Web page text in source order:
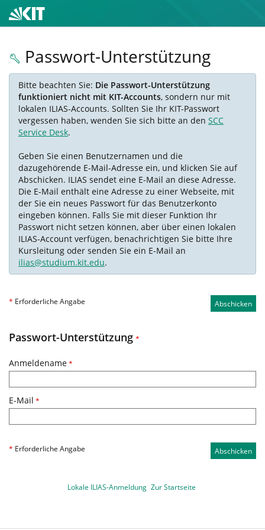
Passwort-Unterstützung
Bitte beachten Sie: Die Passwort-Unterstützung
funktioniert nicht mit KIT-Accounts, sondern nur mit
lokalen ILIAS-Accounts. Sollten Sie Ihr KIT-Passwort
vergessen haben, wenden Sie sich bitte an den SCC
Service Desk.
Geben Sie einen Benutzernamen und die
dazugehörende E-Mail-Adresse ein, und klicken Sie auf
Abschicken. ILIAS sendet eine E-Mail an diese Adresse.
Die E-Mail enthält eine Adresse zu einer Webseite, mit
der Sie ein neues Passwort für das Benutzerkonto
eingeben können. Falls Sie mit dieser Funktion Ihr
Passwort nicht setzen können, aber über einen lokalen
ILIAS-Account verfügen, benachrichtigen Sie bitte Ihre
Kursleitung oder senden Sie ein E-Mail an
ilias@studium.kit.edu.
Abschicken
* Erforderliche Angabe
Passwort-Unterstützung *
Anmeldename*
E-Mail *
* Erforderliche Angabe Abschicken
Lokale ILIAS-Anmeldung Zur Startseite